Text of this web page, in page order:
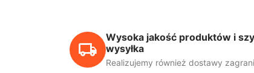
Wysoka jakość produktów i
wysyłka
Realizujemy również dostawy